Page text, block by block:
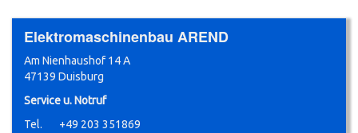
Elektromaschinenbau AREND
Am Nienhaushof 14 A
47139 Duisburg
Service u. Notruf
Tel.
+49 203 351869